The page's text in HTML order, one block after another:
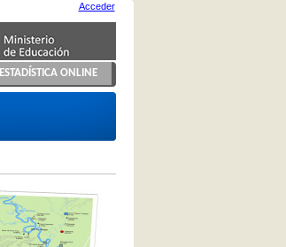
Acceder
ESTADÍSTICA ONLINE